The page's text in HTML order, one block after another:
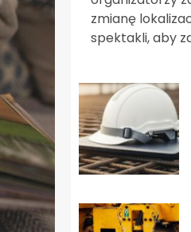
zmianę
spektakli, aby